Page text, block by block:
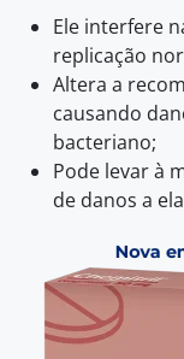
Ele interfere
replicação
Altera a
causando
bacteriano;
Pode levar à
de danos a